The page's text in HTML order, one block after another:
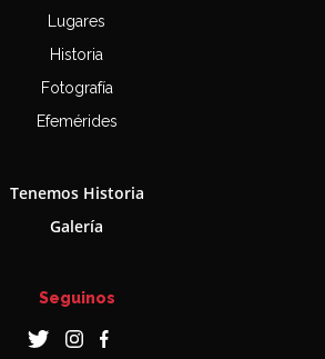
Lugares
Historia
Fotografía
Efemérides
Tenemos Historia
Galería
Seguinos